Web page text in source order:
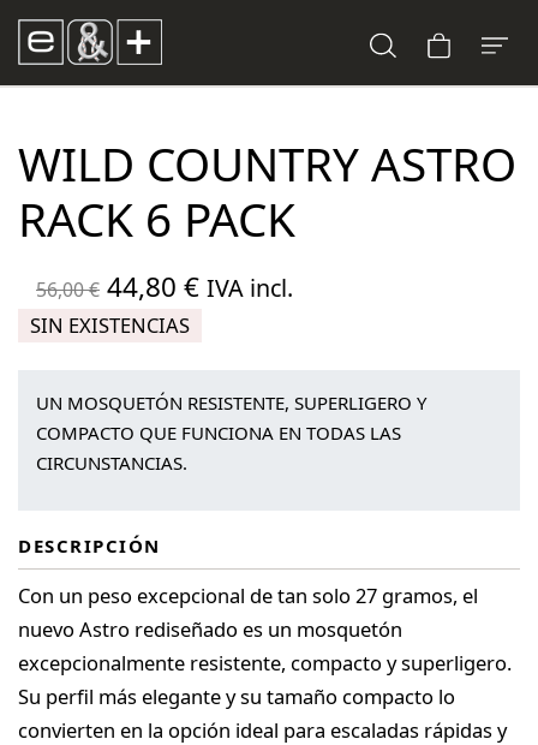
WILD COUNTRY ASTRO
RACK 6 PACK
56,00€ El
precio
era:
56,00 €.
44,80 €El
es:
44,80 €.
IVA incl.
SIN EXISTENCIAS
UN MOSQUETÓN RESISTENTE, SUPERLIGERO Y
COMPACTO QUE FUNCIONA EN TODAS LAS
CIRCUNSTANCIAS.
DESCRIPCIÓN
Con un peso excepcional de tan solo 27 gramos, el
nuevo Astro rediseñado es un mosquetón
excepcionalmente resistente, compacto y superligero.
Su perfil más elegante y su tamaño compacto lo
convierten en la opción ideal para escaladas rápidas y